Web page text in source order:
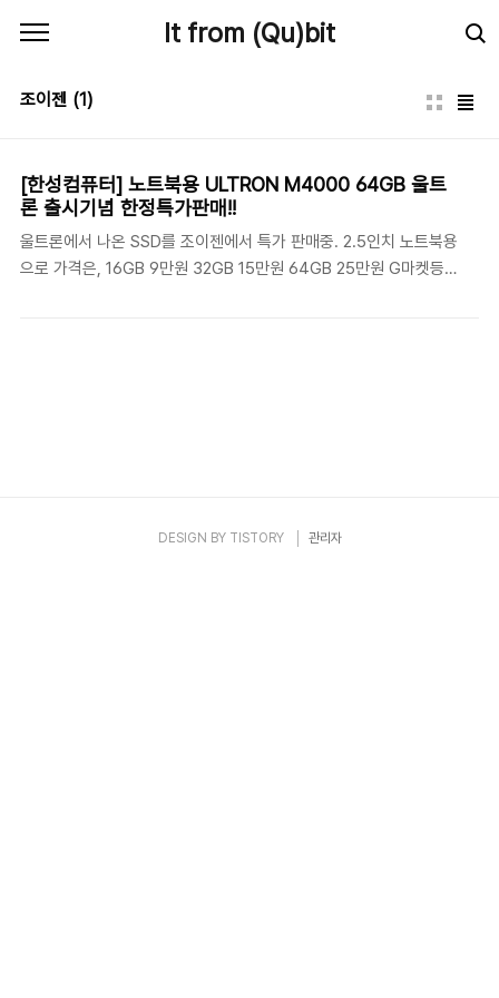
It from (Qu)bit
조이젠 (1)
[한성컴퓨터] 노트북용 ULTRON M4000 64GB 울트
론 출시기념 한정특가판매!!
울트론에서 나온 SSD를 조이젠에서 특가 판매중. 2.5인치 노트북용
으로 가격은, 16GB 9만원 32GB 15만원 64GB 25만원 G마켓등에
DESIGN BY TISTORY 관리자